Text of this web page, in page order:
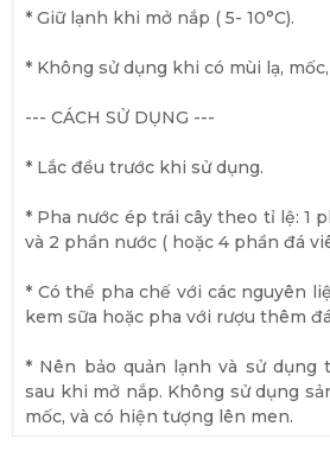
* Giữ lạnh khi mở nắp ( 5- 10°C).
* Không sử dụng khi có mùi lạ,
--- CÁCH SỬ DỤNG ---
* Lắc đều trước khi sử dụng.
* Pha nước ép trái cây theo tỉ lệ: 1
và 2 phần nước ( hoặc 4 phần đá
* Có thể pha chế với các nguyên
kem sữa hoặc pha với rượu thêm
* Nên bảo quản lạnh và sử dụng
sau khi mở nắp. Không sử dụng
mốc, và có hiện tượng lên men.